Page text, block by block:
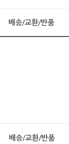
배송/교환/반품
배송/교환/반품